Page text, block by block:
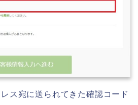
ス宛に送られてきた確認コード